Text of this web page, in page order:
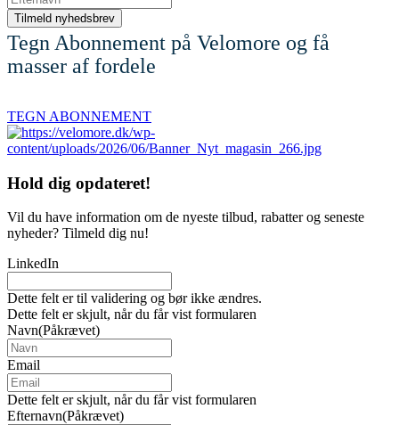
Tegn Abonnement på Velomore og få
masser af fordele
TEGN ABONNEMENT
Hold dig opdateret!
Vil du have information om de nyeste tilbud, rabatter og seneste
nyheder? Tilmeld dig nu!
LinkedIn
Dette felt er til validering og bør ikke ændres.
Dette felt er skjult, når du får vist formularen
Navn(Påkrævet)
Email
Dette felt er skjult, når du får vist formularen
Efternavn(Påkrævet)